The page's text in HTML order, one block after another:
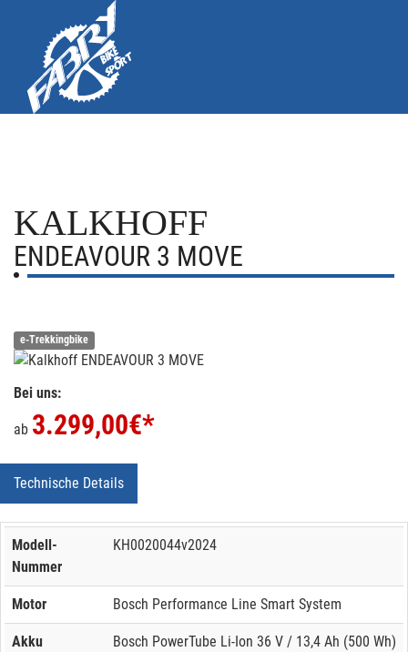
KALKHOFF
ENDEAVOUR 3 MOVE
e-Trekkingbike
Bei uns:
ab 3.299,00€*
Technische Details
Modell-
Nummer
KH0020044v2024
Motor Bosch Performance Line Smart System
Akku Bosch PowerTube Li-Ion 36 V / 13,4 Ah (500 Wh)